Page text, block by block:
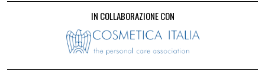
IN COLLABORAZIONE CON